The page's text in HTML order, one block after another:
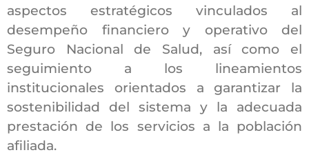
aspectos estratégicos vinculados al
desempeño financiero y operativo del
Seguro Nacional de Salud, así como el
seguimiento a los lineamientos
institucionales orientados a garantizar la
sostenibilidad del sistema y la adecuada
prestación de los servicios a la población
afiliada.